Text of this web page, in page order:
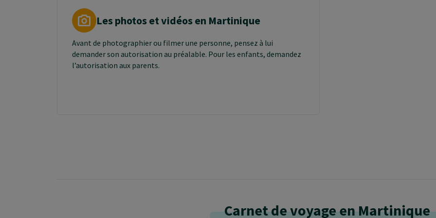
Les photos et vidéos en Martinique
Avant de photographier ou filmer une personne, pensez à lui
demander son autorisation au préalable. Pour les enfants, demandez
l’autorisation aux parents.
Carnet de voyage en Martinique